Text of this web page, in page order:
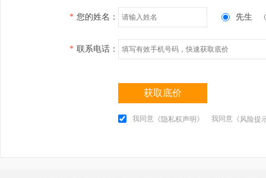
* 您的姓名： 先生
* 联系电话：
获取底价
我同意 《隐私权声明》 我同意 《风险提